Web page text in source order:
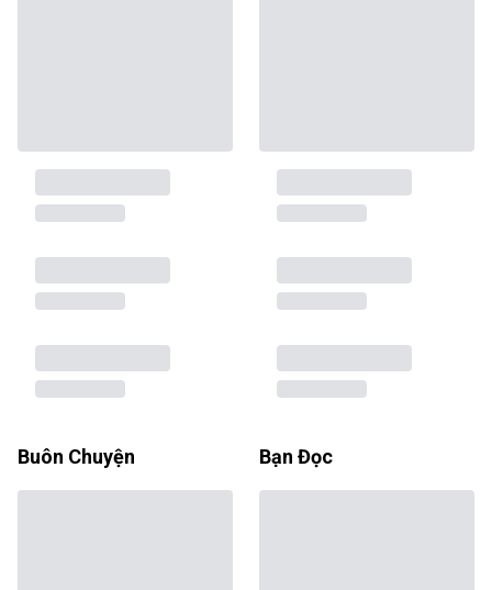
Buôn Chuyện Bạn Đọc